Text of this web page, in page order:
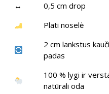
↔️
0,5 cm drop
Plati noselė
2 cm lankstus
padas
100 % lygi ir
natūrali oda